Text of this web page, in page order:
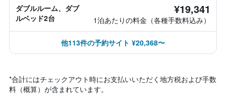
ダブルルーム、ダブ
ルベッド2台
¥19,341
1泊あたりの料金（各種手数料込み）
他113件の予約サイト ¥20,368〜
*合計にはチェックアウト時にお支払いいただく地方税および手数
料（概算）が含まれています。